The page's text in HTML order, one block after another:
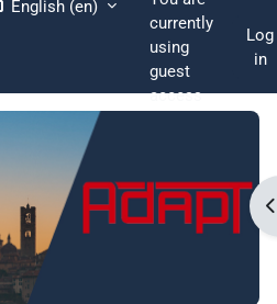
English ‎(en)‎
currently
using
guest
access
Log
in